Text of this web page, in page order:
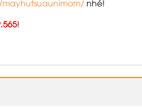
nhé!
!